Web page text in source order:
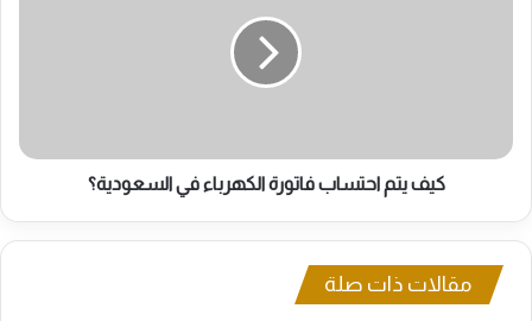
كيف يتم احتساب فاتورة الكهرباء في السعودية؟
مقالات ذات صلة